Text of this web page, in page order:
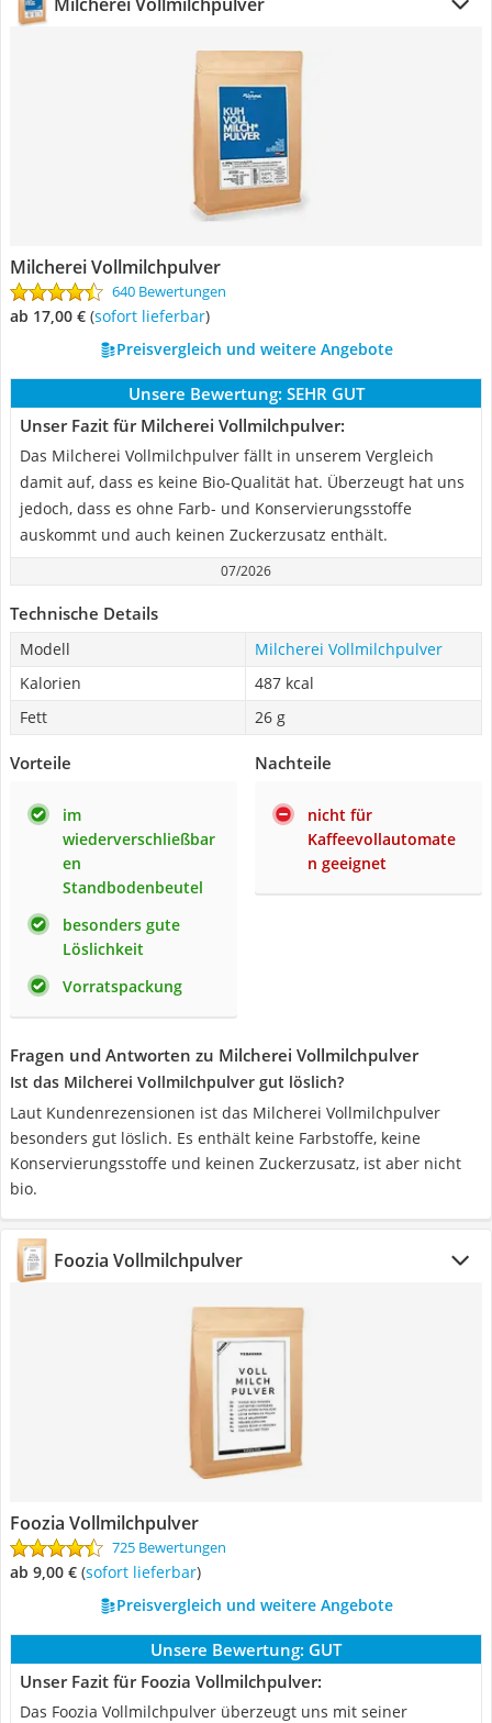
Milcherei Vollmilchpulver
640 Bewertungen
ab 17,00 € ( Sofort lieferbar)
Preisvergleich und weitere Angebote
Unsere Bewertung: SEHR GUT
Unser Fazit für Milcherei Vollmilchpulver:
Das Milcherei Vollmilchpulver fällt in unserem Vergleich
damit auf, dass es keine Bio-Qualität hat. Überzeugt hat uns
jedoch, dass es ohne Farb- und Konservierungsstoffe
auskommt und auch keinen Zuckerzusatz enthält.
07/2026
Technische Details
Modell
Milcherei Vollmilchpulver
Kalorien
487 kcal
Fett
26 g
Vorteile
im
wiederverschließbar
en
Standbodenbeutel
besonders gute
Löslichkeit
Vorratspackung
Nachteile
nicht für
Kaffeevollautomate
n geeignet
Fragen und Antworten zu Milcherei Vollmilchpulver
Ist das Milcherei Vollmilchpulver gut löslich?
Laut Kundenrezensionen ist das Milcherei Vollmilchpulver
besonders gut löslich. Es enthält keine Farbstoffe, keine
Konservierungsstoffe und keinen Zuckerzusatz, ist aber nicht
bio.
Foozia Vollmilchpulver
Foozia Vollmilchpulver
725 Bewertungen
ab 9,00 € ( Sofort lieferbar)
Preisvergleich und weitere Angebote
Unsere Bewertung: GUT
Unser Fazit für Foozia Vollmilchpulver:
Das Foozia Vollmilchpulver überzeugt uns mit seiner